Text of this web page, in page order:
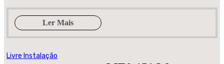
Ler Mais
Livre Instalação